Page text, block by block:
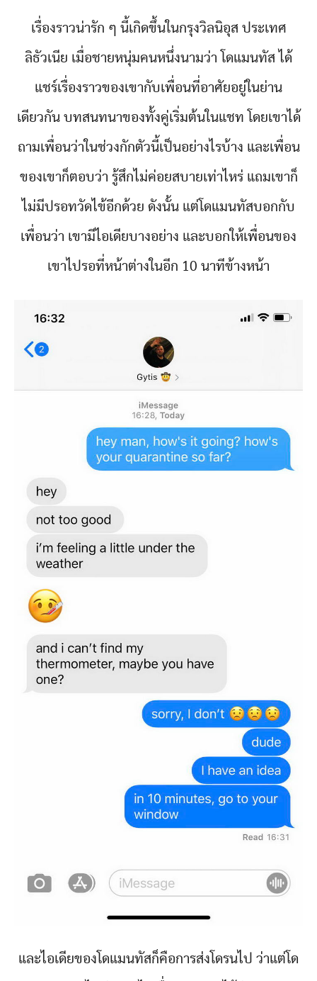
เรื่องราวน่ารัก ๆ นี้เกิดขึ้นในกรุงวิลนิอุส ประเทศ
ลิธัวเนีย เมื่อชายหนุ่มคนหนึ่งนามว่า โดแมนทัส ได้
แชร์เรื่องราวของเขากับเพื่อนที่อาศัยอยู่ในย่าน
เดียวกัน บทสนทนาของทั้งคู่เริ่มต้นในแชท โดยเขาได้
ถามเพื่อนว่าในช่วงกักตัวนี้เป็นอย่างไรบ้าง และเพื่อน
ของเขาก็ตอบว่า รู้สึกไม่ค่อยสบายเท่าไหร่ แถมเขาก็
ไม่มีปรอทวัดไข้อีกด้วย ดังนั้น แต่โดแมนทัสบอกกับ
เพื่อนว่า เขามีไอเดียบางอย่าง และบอกให้เพื่อนของ
เขาไปรอที่หน้าต่างในอีก 10 นาทีข้างหน้า
และไอเดียของโดแมนทัสก็คือการส่งโดรนไป ว่าแต่โด